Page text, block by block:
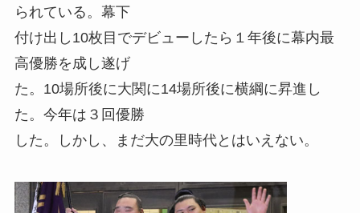
られている。幕下
付け出し10枚目でデビューしたら１年後に幕内最
高優勝を成し遂げ
た。10場所後に大関に14場所後に横綱に昇進し
た。今年は３回優勝
した。しかし、まだ大の里時代とはいえない。